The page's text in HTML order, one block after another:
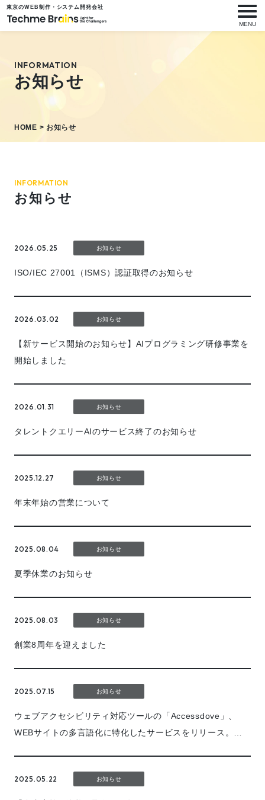
東京のWEB制作・システム開発会社 メニ
MENU
INFORMATION
お知らせ
HOME > お知らせ
INFORMATION
お知らせ
2026.05.25 お知らせ
ISO/IEC 27001（ISMS）認証取得のお知らせ
2026.03.02 お知らせ
【新サービス開始のお知らせ】AIプログラミング研修事業を
開始しました
2026.01.31 お知らせ
タレントクエリーAIのサービス終了のお知らせ
2025.12.27 お知らせ
年末年始の営業について
2025.08.04 お知らせ
夏季休業のお知らせ
2025.08.03 お知らせ
創業8周年を迎えました
2025.07.15 お知らせ
ウェブアクセシビリティ対応ツールの「Accessdove」、
WEBサイトの多言語化に特化したサービスをリリース。数
2025.05.22 お知らせ